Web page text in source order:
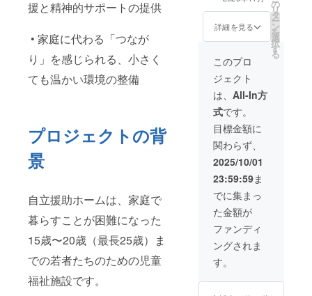
援と精神的サポートの提供
• 家庭に代わる「つなが
り」を感じられる、小さく
ても温かい環境の整備
プロジェクトの背
景
自立援助ホームは、家庭で
暮らすことが困難になった
15歳〜20歳（最長25歳）ま
での若者たちのための児童
福祉施設です。
時間：5分間程
度 提供方法：
メールに動画の
岡産）内容
量:500g程度 】
保存方:常温保存
(高温多湿日光は
避けて保存くだ
さい) 賞味期限:
精米から1ヶ月
(令和7年12月) ※
リターンをご希
望の方は、必ず
礼品送付先の住
所 ③メールア
ドレス を備考
欄へ記載をお願
いいたします。
詳細を見る
の
リ
タ
ー
ン
を
選
択
す
る
このプロ
ジェクト
は、 All-In方
式です。
目標金額に
関わらず、
2025/10/01
23:59:59ま
でに集まっ
た金額が
ファンディ
ングされま
す。